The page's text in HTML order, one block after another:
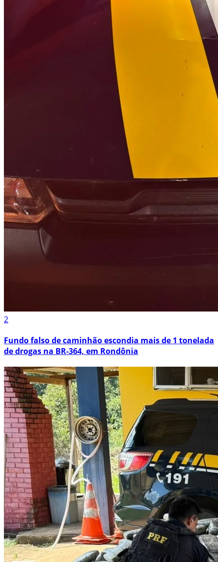
2
Fundo falso de caminhão escondia mais de 1 tonelada
de drogas na BR-364, em Rondônia